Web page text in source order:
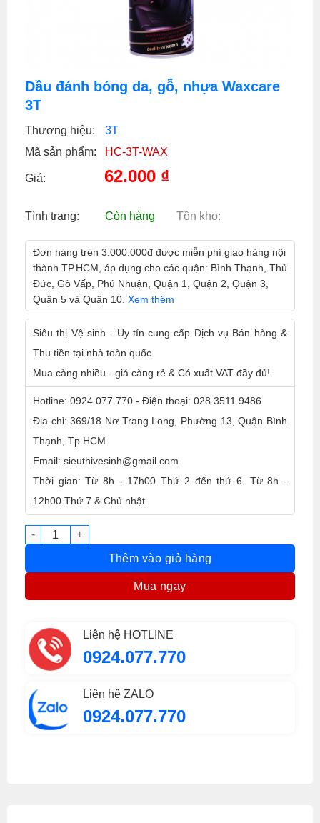
Dầu đánh bóng da, gỗ, nhựa Waxcare
3T
Thương hiệu:
3T
Mã sản phẩm:
HC-3T-WAX
Giá: 62.000 ₫
Tình trạng: Còn hàng Tồn kho:
Đơn hàng trên 3.000.000đ được miễn phí giao hàng nội
thành TP.HCM, áp dụng cho các quận: Bình Thạnh, Thủ
Đức, Gò Vấp, Phú Nhuận, Quận 1, Quận 2, Quận 3,
Quận 5 và Quận 10. Xem thêm
Siêu thị Vệ sinh - Uy tín cung cấp Dịch vụ Bán hàng &
Thu tiền tại nhà toàn quốc
Mua càng nhiều - giá càng rẻ & Có xuất VAT đầy đủ!
Hotline: 0924.077.770 - Điện thoại: 028.3511.9486
Địa chỉ: 369/18 Nơ Trang Long, Phường 13, Quận Bình
Thạnh, Tp.HCM
Email: sieuthivesinh@gmail.com
Thời gian: Từ 8h - 17h00 Thứ 2 đến thứ 6. Từ 8h -
12h00 Thứ 7 & Chủ nhật
Dầu đánh bóng da, gỗ, nhựa Waxcare 3T số lượng
Thêm vào giỏ hàng
Mua ngay
Liên hệ HOTLINE
0924.077.770
Liên hệ ZALO
0924.077.770